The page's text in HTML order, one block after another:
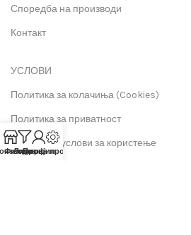
Споредба на производи
Контакт
УСЛОВИ
Политика за колачиња (Cookies)
Политика за приватност
Правила и услови за користење
Филтрирај
Профил
Листа на производи